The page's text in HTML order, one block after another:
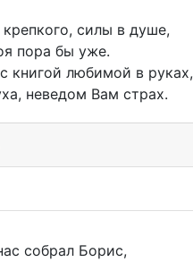
силы в душе,
пора бы уже.
книгой любимой в руках,
неведом Вам страх.
собрал Борис,